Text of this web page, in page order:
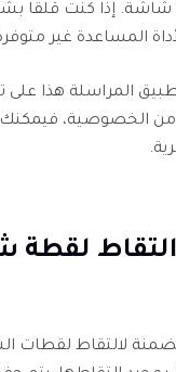
المساعدة غير
المراسلة هذا على
الخصوصية، فيمكنك